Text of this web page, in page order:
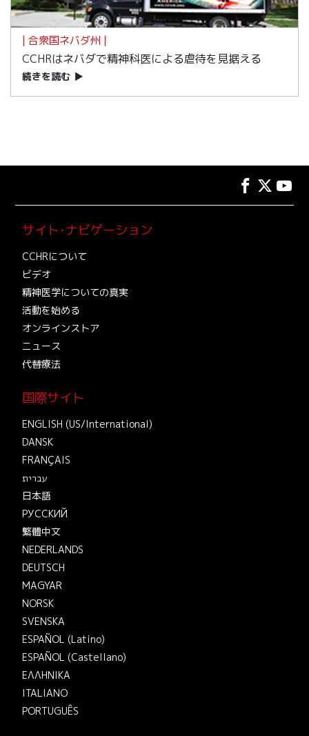
| 合衆国ネバダ州 |
CCHRはネバダで精神科医による虐待を見据える
続きを読む ▶
サイト･ナビゲーション
CCHRについて
ビデオ
精神医学についての真実
活動を始める
オンラインストア
ニュース
代替療法
国際サイト
ENGLISH (US/International)
DANSK
FRANÇAIS
עברית
日本語
РУССКИЙ
繁體中文
NEDERLANDS
DEUTSCH
MAGYAR
NORSK
SVENSKA
ESPAÑOL (Latino)
ESPAÑOL (Castellano)
ΕΛΛΗΝΙΚA
ITALIANO
PORTUGUÊS